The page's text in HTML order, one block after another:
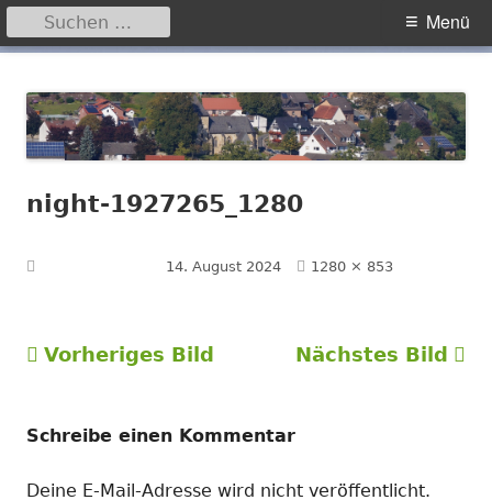
zum
Inhalt
Primäres
Menü
Suchen
nach:
night-1927265_1280
14. August 2024 Volle
1280 × 853
Vorheriges Bild Nächstes Bild
Schreibe einen Kommentar
Deine E-Mail-Adresse wird nicht veröffentlicht.